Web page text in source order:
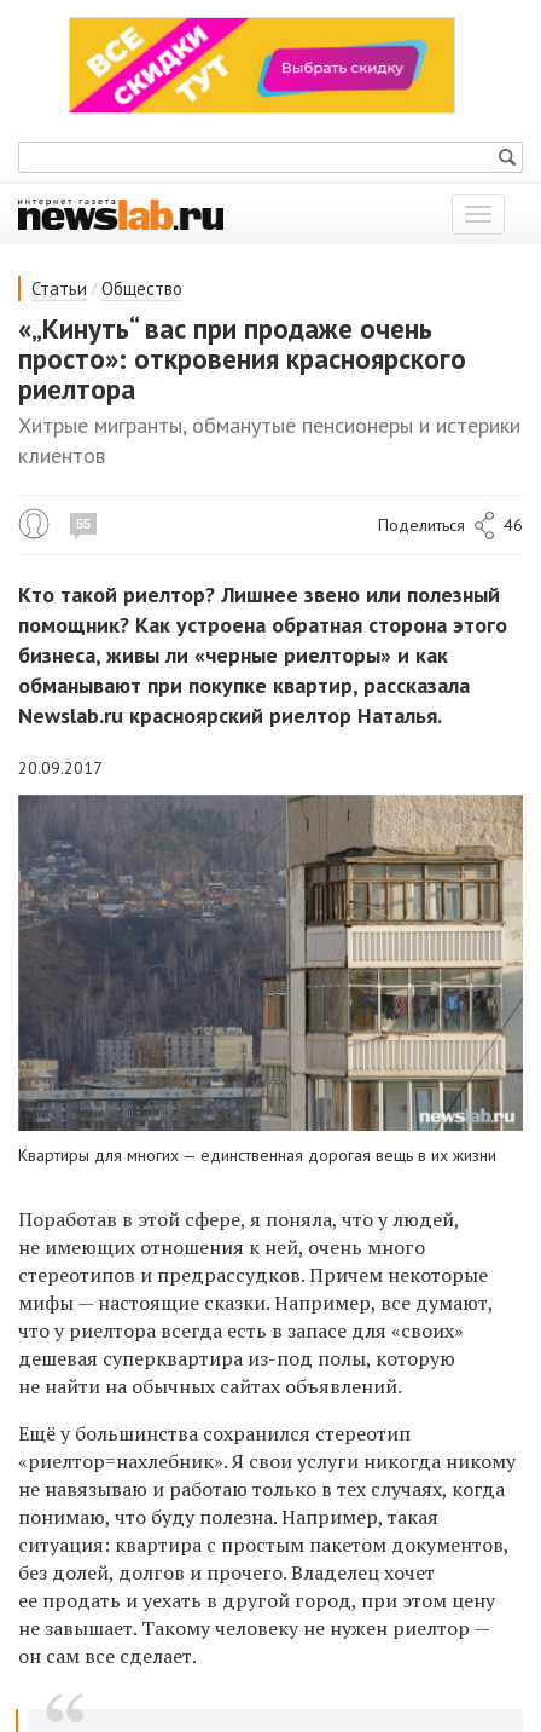
Показать
меню
Статьи / Общество
«„Кинуть“ вас при продаже очень
просто»: откровения красноярского
риелтора
Хитрые мигранты, обманутые пенсионеры и истерики
клиентов
55 Поделиться 46
Кто такой риелтор? Лишнее звено или полезный
помощник? Как устроена обратная сторона этого
бизнеса, живы ли «черные риелторы» и как
обманывают при покупке квартир, рассказала
Newslab.ru красноярский риелтор Наталья.
20.09.2017
Квартиры для многих — единственная дорогая вещь в их жизни
Поработав в этой сфере, я поняла, что у людей,
не имеющих отношения к ней, очень много
стереотипов и предрассудков. Причем некоторые
мифы — настоящие сказки. Например, все думают,
что у риелтора всегда есть в запасе для «своих»
дешевая суперквартира из-под полы, которую
не найти на обычных сайтах объявлений.
Ещё у большинства сохранился стереотип
«риелтор=нахлебник». Я свои услуги никогда никому
не навязываю и работаю только в тех случаях, когда
понимаю, что буду полезна. Например, такая
ситуация: квартира с простым пакетом документов,
без долей, долгов и прочего. Владелец хочет
ее продать и уехать в другой город, при этом цену
не завышает. Такому человеку не нужен риелтор —
он сам все сделает.